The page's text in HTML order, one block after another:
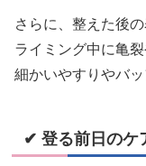
さらに、整えた後
ライミング中に亀
細かいやすりやバ
✔ 登る前日のケ